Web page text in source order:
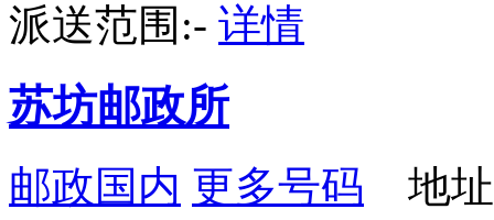
派送范围:- 详情
苏坊邮政所
邮政国内 更多号码 地址